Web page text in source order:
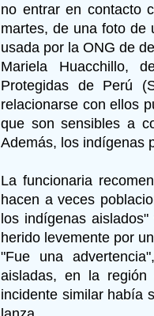
no entrar en contacto
martes, de una foto de
usada por la ONG de
Mariela Huacchillo,
Protegidas de Perú
relacionarse con ellos
que son sensibles a
Además, los indígenas
La funcionaria
hacen a veces
los indígenas
herido levemente por
"Fue una
aisladas, en la
incidente similar había